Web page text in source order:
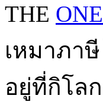
THE
เหมาภา
อยู่ที่กิโล